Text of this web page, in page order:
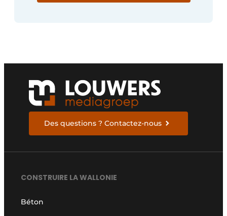
Des questions ? Contactez-nous
CONSTRUIRE LA WALLONIE
Béton